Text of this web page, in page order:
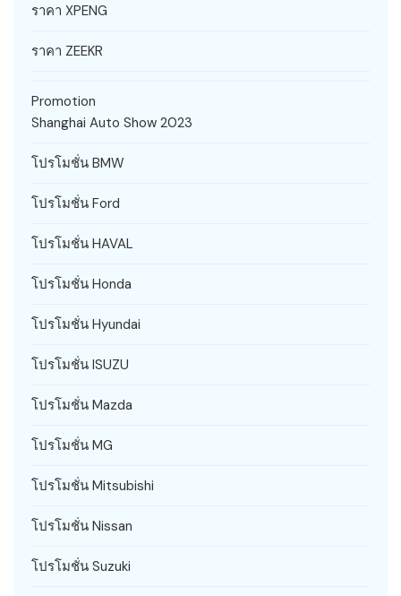
ราคา XPENG
ราคา ZEEKR
Promotion
Shanghai Auto Show 2023
โปรโมชั่น BMW
โปรโมชั่น Ford
โปรโมชั่น HAVAL
โปรโมชั่น Honda
โปรโมชั่น Hyundai
โปรโมชั่น ISUZU
โปรโมชั่น Mazda
โปรโมชั่น MG
โปรโมชั่น Mitsubishi
โปรโมชั่น Nissan
โปรโมชั่น Suzuki